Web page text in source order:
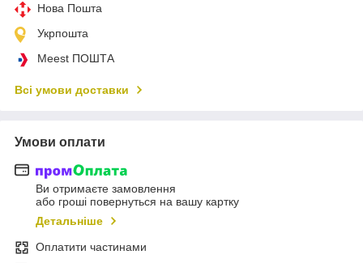
Нова Пошта
Укрпошта
Meest ПОШТА
Всі умови доставки
Умови оплати
Ви отримаєте замовлення
або гроші повернуться на вашу картку
Детальніше
Оплатити частинами